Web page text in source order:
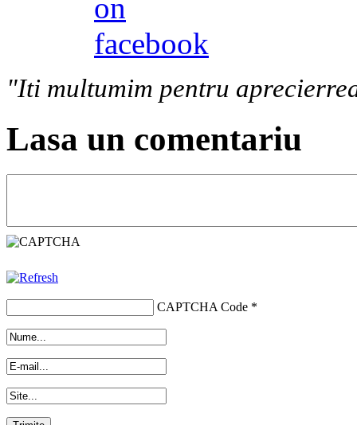
"Iti multumim pentru
Lasa un comentariu
CAPTCHA Code *